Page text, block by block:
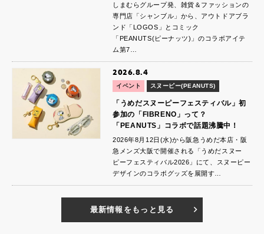
しまむらグループ発、雑貨＆ファッションの
専門店「シャンブル」から、アウトドアブラ
ンド「LOGOS」とコミック
「PEANUTS(ピーナッツ)」のコラボアイテ
ム第7…
2026.8.4
イベント スヌーピー(PEANUTS)
「うめだスヌーピーフェスティバル」初
参加の「FIBRENO」って？
「PEANUTS」コラボで話題沸騰中！
2026年8月12日(水)から阪急うめだ本店・阪
急メンズ大阪で開催される「うめだスヌー
ピーフェスティバル2026」にて、スヌーピー
デザインのコラボグッズを展開す…
最新情報をもっと見る